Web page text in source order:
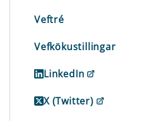
Veftré
Vefkökustillingar
LinkedIn
X (Twitter)